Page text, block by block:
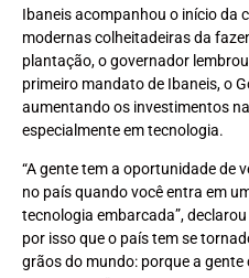
Ibaneis acompanhou o início da
modernas colheitadeiras da
plantação, o governador
primeiro mandato de Ibaneis, o
aumentando os investimentos
especialmente em tecnologia.
“A gente tem a oportunidade de
no país quando você entra em
tecnologia embarcada”,
por isso que o país tem se
grãos do mundo: porque a